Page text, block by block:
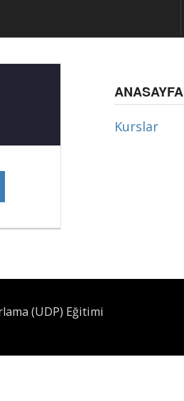
ANASAYFA
Kurslar
(UDP) Eğitimi